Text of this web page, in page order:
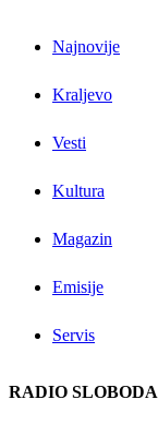
Najnovije
Kraljevo
Vesti
Kultura
Magazin
Emisije
Servis
RADIO SLOBODA